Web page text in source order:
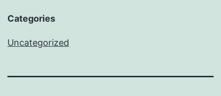
Categories
Uncategorized